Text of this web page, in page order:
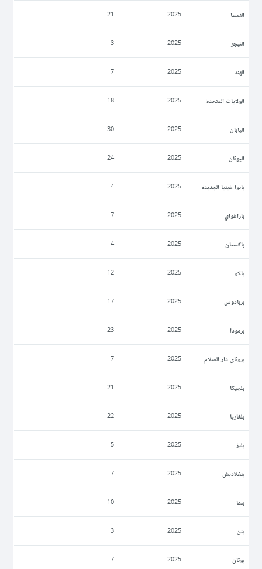
النمسا 2025
21
النيجر 2025
3
الهند 2025
7
الولايات المتحدة 2025
18
اليابان 2025
30
اليونان 2025
24
بابوا غينيا الجديدة 2025
4
باراغواي 2025
7
باكستان 2025
4
بالاو 2025
12
بربادوس 2025
17
برمودا 2025
23
بروناي دار السلام 2025
7
بلجيكا 2025
21
بلغاريا 2025
22
بليز 2025
5
بنغلاديش 2025
7
بنما 2025
10
بنن 2025
3
بوتان 2025
7